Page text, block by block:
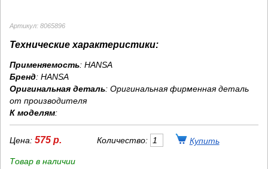
Артикул: 8065896
Технические характеристики:
Применяемость: HANSA
Бренд: HANSA
Оригинальная деталь: Оригинальная фирменная деталь
от производителя
К моделям:
Цена: 575 р. Количество:
Товар в наличии